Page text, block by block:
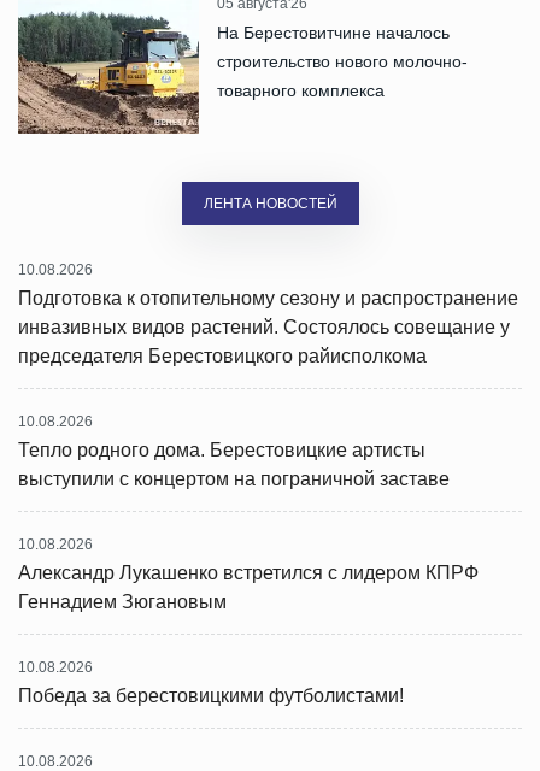
На Берестовитчине началось
строительство нового молочно-
товарного комплекса
ЛЕНТА НОВОСТЕЙ
10.08.2026
Подготовка к отопительному сезону и распространение
инвазивных видов растений. Состоялось совещание у
председателя Берестовицкого райисполкома
10.08.2026
Тепло родного дома. Берестовицкие артисты
выступили с концертом на пограничной заставе
10.08.2026
Александр Лукашенко встретился с лидером КПРФ
Геннадием Зюгановым
10.08.2026
Победа за берестовицкими футболистами!
10.08.2026